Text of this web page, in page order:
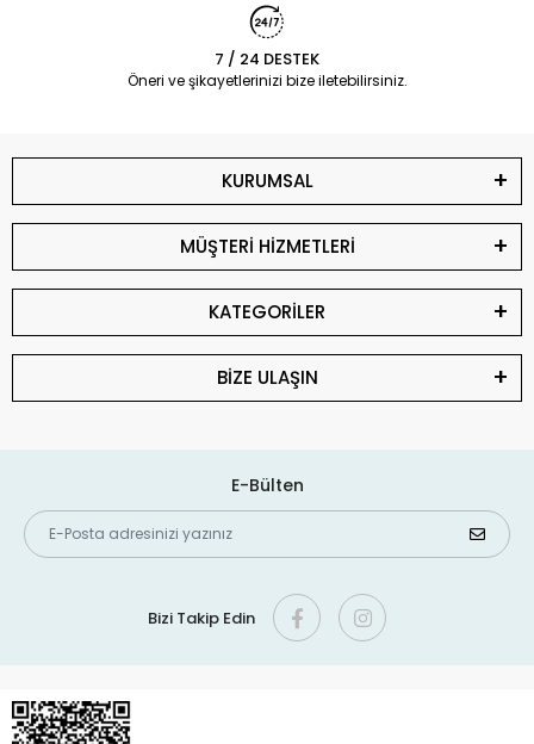
7 / 24 DESTEK
Öneri ve şikayetlerinizi bize iletebilirsiniz.
KURUMSAL
MÜŞTERİ HİZMETLERİ
KATEGORİLER
BİZE ULAŞIN
E-Bülten
Bizi Takip Edin